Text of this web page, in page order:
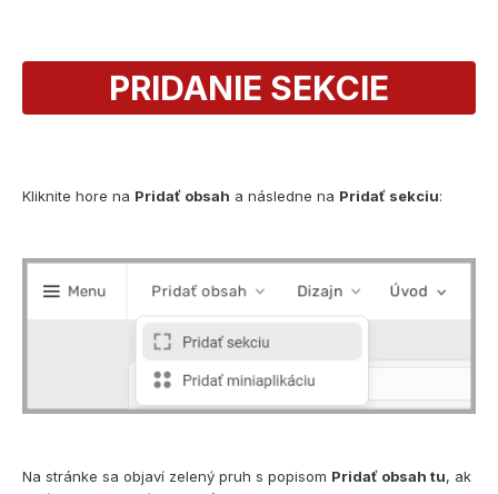
PRIDANIE SEKCIE
Kliknite hore na Pridať obsah a následne na Pridať sekciu:
Na stránke sa objaví zelený pruh s popisom Pridať obsah tu, ak